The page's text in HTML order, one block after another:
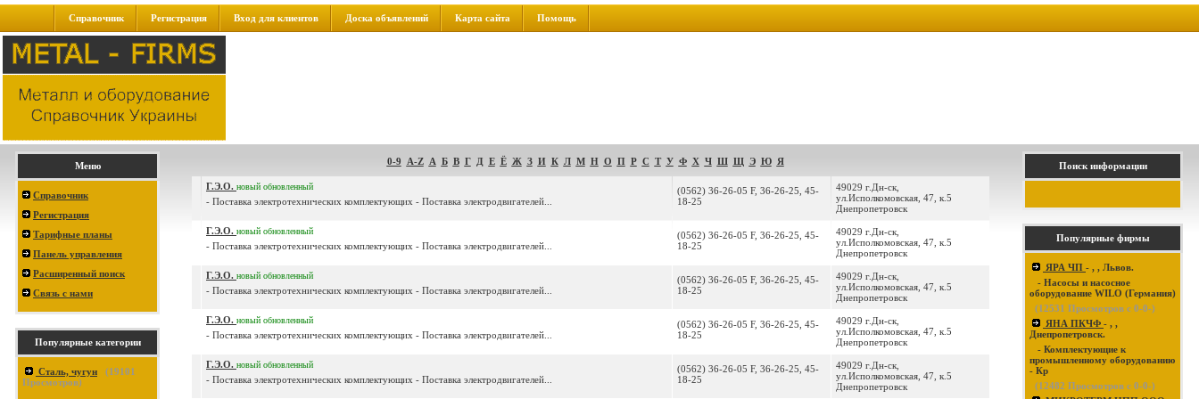
Справочник Регистрация Вход для клиентов Доска объявлений Карта сайта Помощь
Меню
Справочник
Регистрация
Тарифные планы
Панель управления
Расширенный поиск
Связь с нами
Популярные категории
Сталь, чугун (19101
Просмотров)
0-9 A-Z А Б В Г Д Е Ё Ж З И К Л М Н О П Р С Т У Ф Х Ч Ш Щ Э Ю Я
Г.Э.О. новый обновленный
- Поставка электротехнических комплектующих - Поставка электродвигателей...
(0562) 36-26-05 F, 36-26-25, 45-
18-25
49029 г.Дн-ск,
ул.Исполкомовская, 47, к.5
Днепропетровск
Г.Э.О. новый обновленный
- Поставка электротехнических комплектующих - Поставка электродвигателей...
(0562) 36-26-05 F, 36-26-25, 45-
18-25
49029 г.Дн-ск,
ул.Исполкомовская, 47, к.5
Днепропетровск
Г.Э.О. новый обновленный
- Поставка электротехнических комплектующих - Поставка электродвигателей...
(0562) 36-26-05 F, 36-26-25, 45-
18-25
49029 г.Дн-ск,
ул.Исполкомовская, 47, к.5
Днепропетровск
Г.Э.О. новый обновленный
- Поставка электротехнических комплектующих - Поставка электродвигателей...
(0562) 36-26-05 F, 36-26-25, 45-
18-25
49029 г.Дн-ск,
ул.Исполкомовская, 47, к.5
Днепропетровск
Г.Э.О. новый обновленный
- Поставка электротехнических комплектующих - Поставка электродвигателей...
(0562) 36-26-05 F, 36-26-25, 45-
18-25
49029 г.Дн-ск,
ул.Исполкомовская, 47, к.5
Днепропетровск
Поиск информации
Популярные фирмы
ЯРА ЧП - , , Львов.
- Насосы и насосное
оборудование WILO (Германия)
(12531 Просмотров с 0-0-)
ЯНА ПКЧФ - , ,
Днепропетровск.
- Комплектующие к
промышленному оборудованию
- Кр
(12482 Просмотров с 0-0-)